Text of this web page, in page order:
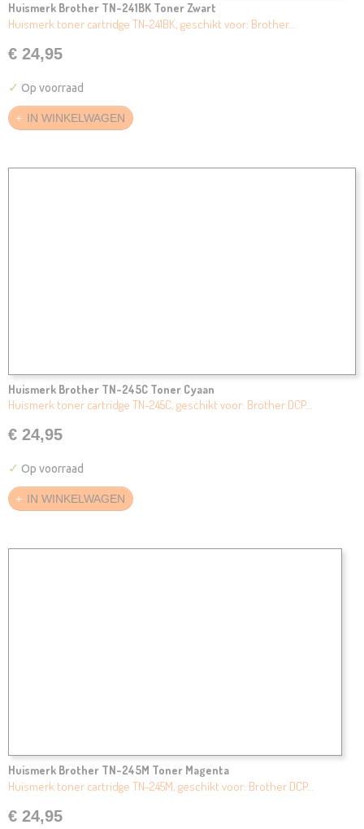
Huismerk Brother TN-241BK Toner Zwart
Huismerk toner cartridge TN-241BK, geschikt voor: Brother…
€ 24,95
✓ Op voorraad
IN WINKELWAGEN
Huismerk Brother TN-245C Toner Cyaan
Huismerk toner cartridge TN-245C, geschikt voor: Brother DCP…
€ 24,95
✓ Op voorraad
IN WINKELWAGEN
Huismerk Brother TN-245M Toner Magenta
Huismerk toner cartridge TN-245M, geschikt voor: Brother DCP…
€ 24,95